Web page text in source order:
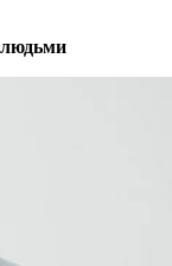
людьми